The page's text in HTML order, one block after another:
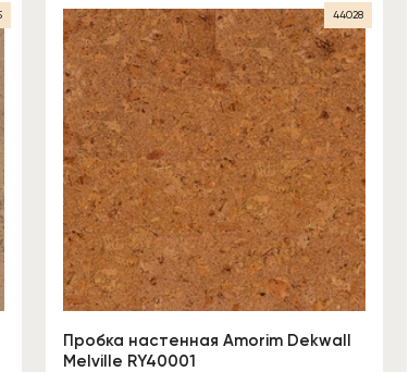
44028
Пробка настенная Amorim Dekwall
Melville RY40001